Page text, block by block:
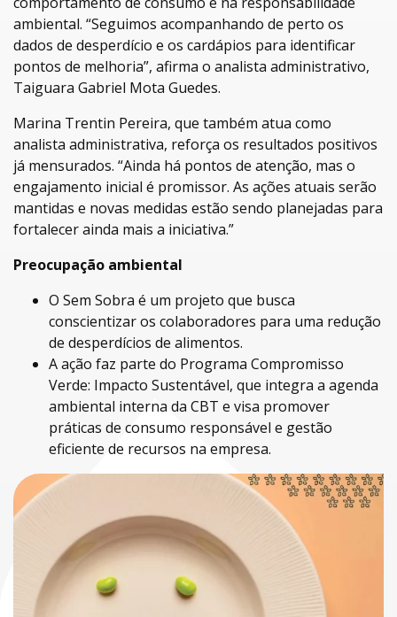
ambiental. “Seguimos acompanhando de perto os
dados de desperdício e os cardápios para identificar
pontos de melhoria”, afirma o analista administrativo,
Taiguara Gabriel Mota Guedes.
Marina Trentin Pereira, que também atua como
analista administrativa, reforça os resultados positivos
já mensurados. “Ainda há pontos de atenção, mas o
engajamento inicial é promissor. As ações atuais serão
mantidas e novas medidas estão sendo planejadas para
fortalecer ainda mais a iniciativa.”
Preocupação ambiental
O Sem Sobra é um projeto que busca
conscientizar os colaboradores para uma redução
de desperdícios de alimentos.
A ação faz parte do Programa Compromisso
Verde: Impacto Sustentável, que integra a agenda
ambiental interna da CBT e visa promover
práticas de consumo responsável e gestão
eficiente de recursos na empresa.